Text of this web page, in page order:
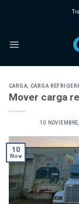
CARGA, CARGA
Mover carga
POSTED ON10
10
Nov